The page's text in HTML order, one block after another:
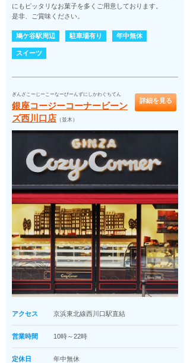
にもピッタリなお菓子を多くご用意しております。
是非、ご賞味ください。
鳩ケ谷駅周辺 駐車場有り 年中無休
スイーツ
ぎんざこーじーこーなーびーんずにしかわぐちてん
銀座コージーコーナービーン
ズ西川口店 （並木）
詳細を見る
アクセス 京浜東北線西川口駅直結
営業時間 10時～22時
定休日 年中無休